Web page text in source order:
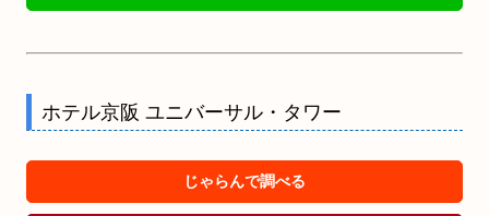
ホテル京阪 ユニバーサル・タワー
じゃらんで調べる